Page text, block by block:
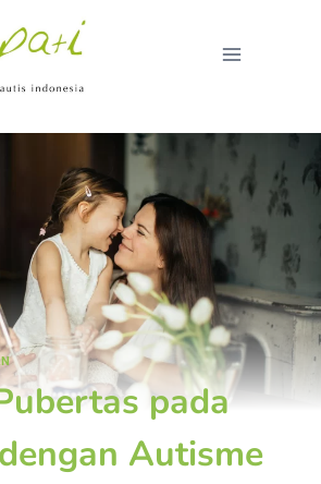
pada
Autisme